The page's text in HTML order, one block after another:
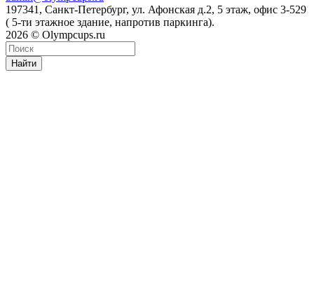
197341, Санкт-Петербург, ул. Афонская д.2, 5 этаж, офис 3-529
( 5-ти этажное здание, напротив паркинга).
2026 © Olympcups.ru
Найти